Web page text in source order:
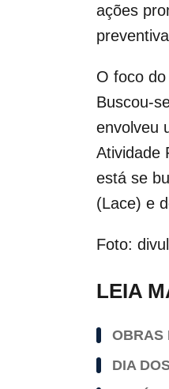
ações
O foco
Buscou-
envolveu
Atividade
está se
(Lace) e
Foto:
LEIA
OBRAS
DIA